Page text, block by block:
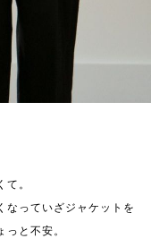
。
なっていざジャケットを
と不安。